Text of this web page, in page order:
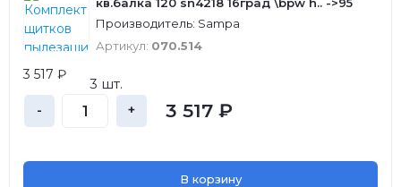
Производитель: Sampa
Артикул: 070.514
3 517 ₽
3 шт.
- + 3 517 ₽
В корзину